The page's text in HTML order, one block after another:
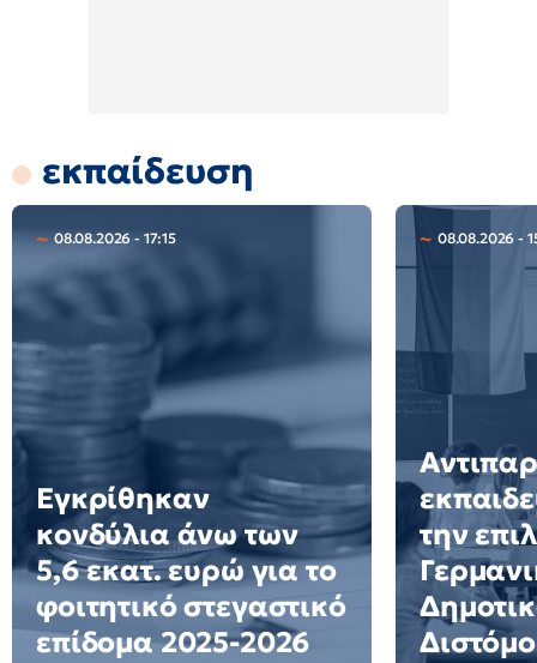
εκπαίδευση
08.08.2026 - 17:15
Εγκρίθηκαν
κονδύλια άνω των
5,6 εκατ. ευρώ για το
φοιτητικό στεγαστικό
επίδομα 2025-2026
08.08.2026 -
την